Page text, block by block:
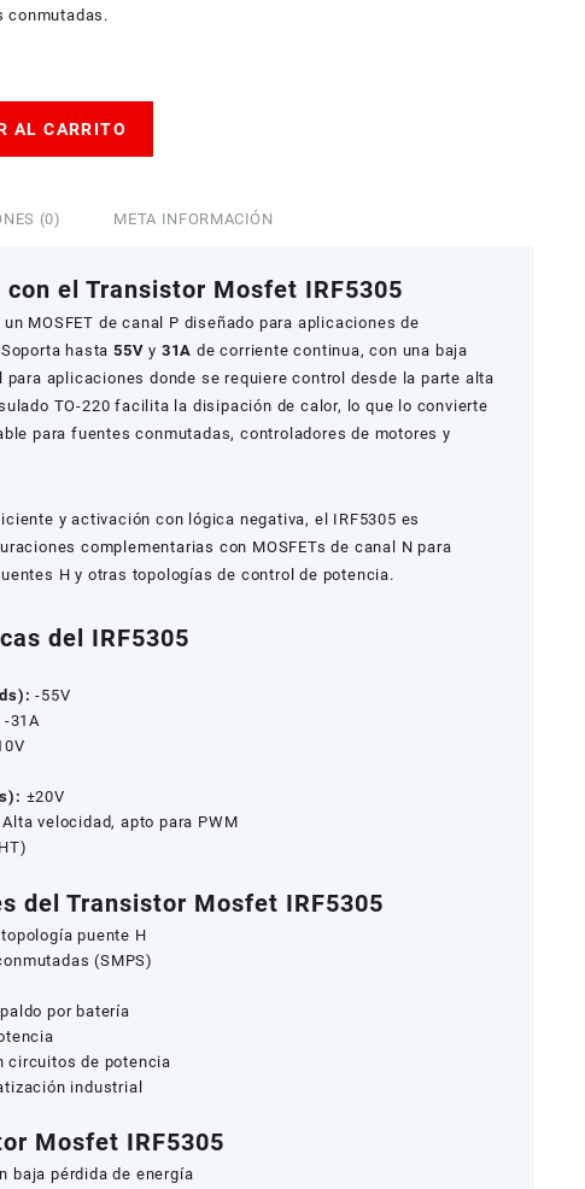
conmutadas.
AL CARRITO
(0) META INFORMACIÓN
el Transistor Mosfet IRF5305
un MOSFET de canal P diseñado para aplicaciones de
hasta55V y 31A de corriente continua, con una baja
aplicaciones donde se requiere control desde la parte alta
TO-220 facilita la disipación de calor, lo que lo convierte
para fuentes conmutadas, controladores de motores y
y activación con lógica negativa, el IRF5305 es
complementarias con MOSFETs de canal N para
H y otras topologías de control de potencia.
del IRF5305
-55V
-31A
±20V
Alta velocidad, apto para PWM
del Transistor Mosfet IRF5305
puente H
(SMPS)
por batería
circuitos de potencia
industrial
Mosfet IRF5305
baja pérdida de energía